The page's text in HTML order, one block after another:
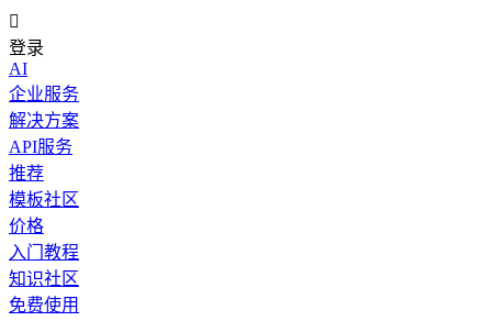

登录
AI
企业服务
解决方案
API服务
推荐
模板社区
价格
入门教程
知识社区
免费使用